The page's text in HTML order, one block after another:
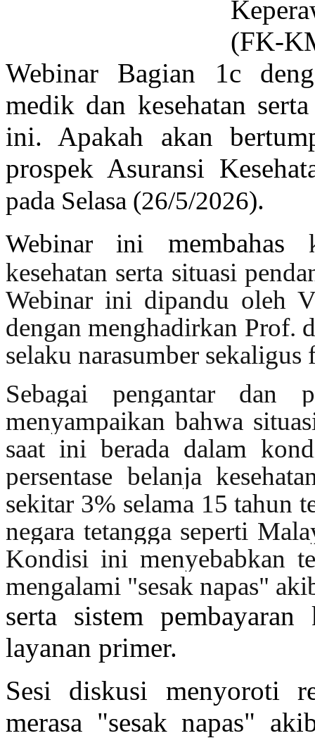
(FK-
Webinar Bagian 1c
medik dan kesehatan
ini. Apakah akan
prospek Asuransi
pada Selasa (26/5/2026).
Webinar ini membahas
kesehatan serta situasi
Webinar ini dipandu oleh
dengan menghadirkan Prof.
selaku narasumber
Sebagai pengantar dan
menyampaikan bahwa
saat ini berada dalam
persentase belanja
sekitar 3% selama 15 tahun
negara tetangga seperti
Kondisi ini menyebabkan
mengalami "sesak napas"
serta sistem
layanan primer.
Sesi diskusi menyoroti
merasa "sesak napas"